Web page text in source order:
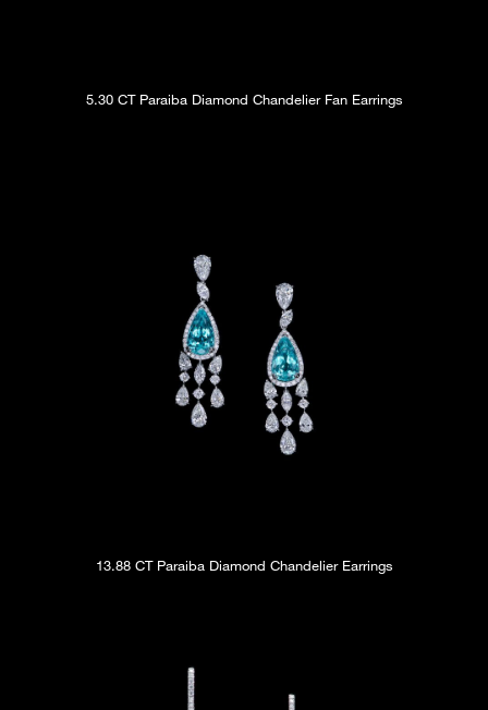
5.30 CT Paraiba Diamond Chandelier Fan Earrings
13.88 CT Paraiba Diamond Chandelier Earrings